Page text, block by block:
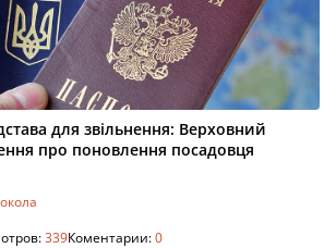
для звільнення: Верховний
про поновлення посадовця
339Коментарии:0